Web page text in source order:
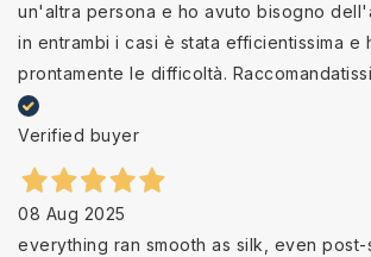
un'altra persona e ho avuto bisogno
in entrambi i casi è stata efficientissima e
prontamente le difficoltà.
Verified buyer
08 Aug 2025
everything ran smooth as silk, even post-